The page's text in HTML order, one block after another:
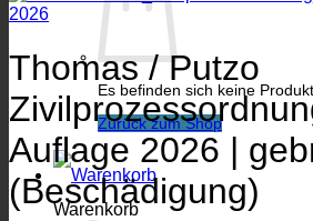
Es befinden sich keine
Zurück zum Shop
Warenkorb
Thomas / Putzo
Auflage 2026 |
(Beschädigung)